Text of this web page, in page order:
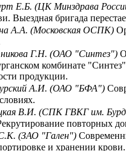
Е.Б. (ЦК Минздрава
Выездная бригада
А.А. (Московская ОСПК)
Г.Н. (ОАО "Синтез")
комбинате
продукции.
А.И. (ОАО "БФА")
В.И. (СПК ГВКГ им.
повторных
(ЗАО "Гален")
и хранении крови.